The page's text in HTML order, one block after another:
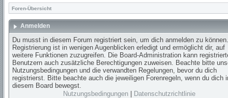
Foren-Übersicht
Anmelden
Du musst in diesem Forum registriert sein, um dich anmelden zu
Registrierung ist in wenigen Augenblicken erledigt und ermöglicht dir, auf
weitere Funktionen zuzugreifen. Die Board-Administration kann
Benutzern auch zusätzliche Berechtigungen zuweisen. Beachte bitte
Nutzungsbedingungen und die verwandten Regelungen, bevor du dich
registrierst. Bitte beachte auch die jeweiligen Forenregeln, wenn du dich
diesem Board bewegst.
Nutzungsbedingungen
Datenschutzrichtlinie